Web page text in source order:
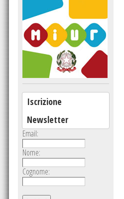
Iscrizione
Newsletter
Email:
Nome:
Cognome: